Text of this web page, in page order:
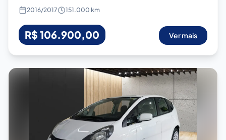
2016/2017 151.000 km
R$ 106.900,00 Ver mais